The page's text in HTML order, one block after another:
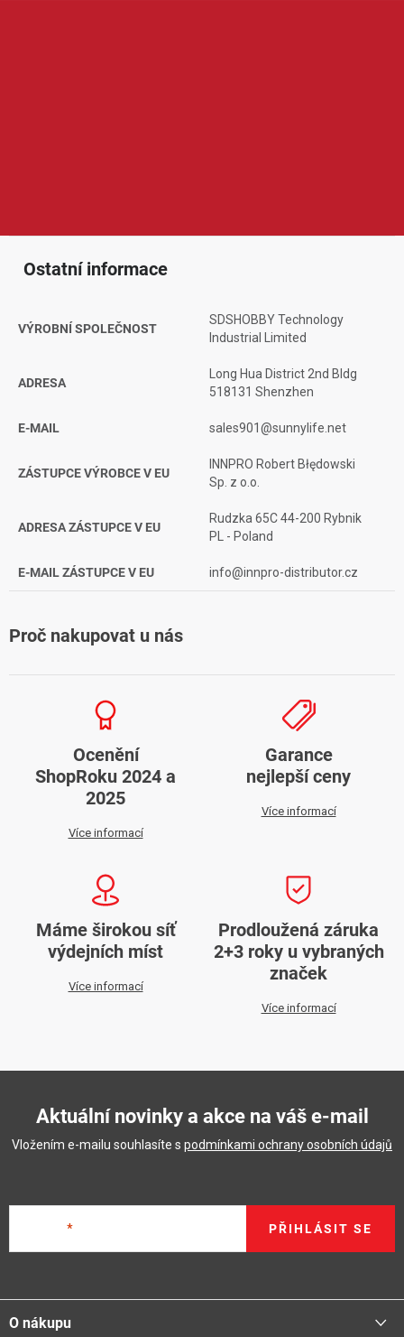
Ostatní informace
VÝROBNÍ SPOLEČNOST
SDSHOBBY Technology
Industrial Limited
ADRESA
Long Hua District 2nd Bldg
518131 Shenzhen
E-MAIL sales901@sunnylife.net
ZÁSTUPCE VÝROBCE V EU
INNPRO Robert Błędowski
Sp. z o.o.
ADRESA ZÁSTUPCE V EU
Rudzka 65C 44-200 Rybnik
PL - Poland
E-MAIL ZÁSTUPCE V EU info@innpro-distributor.cz
Proč nakupovat u nás
Ocenění
ShopRoku 2024 a
2025
Více informací
Garance
nejlepší ceny
Více informací
Máme širokou síť
výdejních míst
Více informací
Prodloužená záruka
2+3 roky u vybraných
značek
Více informací
Aktuální novinky a akce na váš e-mail
Vložením e-mailu souhlasíte s podmínkami ochrany osobních údajů
PŘIHLÁSIT SE
á
O nákupu